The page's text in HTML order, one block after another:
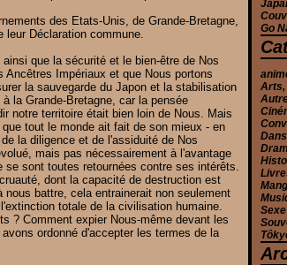
des Etats-Unis, de Grande-Bretagne,
leur Déclaration commune.
que la sécurité et le bien-être de Nos
Impériaux et que Nous portons
la sauvegarde du Japon et la stabilisation
la Grande-Bretagne, car la pensée
notre territoire était bien loin de Nous. Mais
tout le monde ait fait de son mieux - en
la diligence et de l'assiduité de Nos
mais pas nécessairement à l'avantage
sont toutes retournées contre ses intérêts.
dont la capacité de destruction est
battre, cela entrainerait non seulement
totale de la civilisation humaine.
? Comment expier Nous-même devant les
ordonné d'accepter les termes de la
Go
Arts,
Sexe